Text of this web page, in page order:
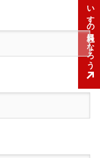
いすゞの社員になろう